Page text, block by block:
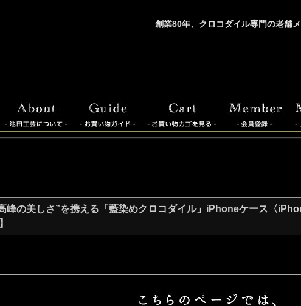
創業80年、クロコダイル専門の老舗
峰の美しさ”を携える「藍染めクロコダイル」iPhoneケース〈